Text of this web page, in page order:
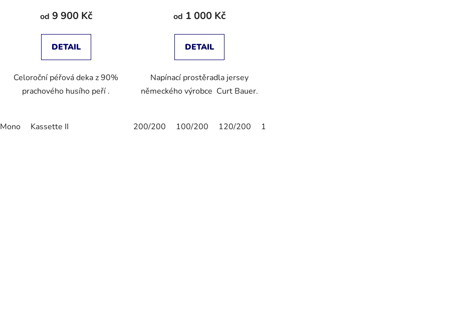
od 9 900 Kč
DETAIL
Celoroční péřová deka z 90%
prachového husího peří .
Mono Kassette II
od 1 000 Kč
DETAIL
Napínací prostěradla jersey
německého výrobce Curt Bauer.
200/200 100/200 120/200 150/200